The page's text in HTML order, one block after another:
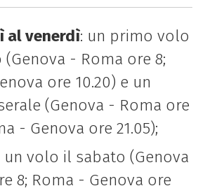
al venerdì: un primo volo
- Roma ore 8;
ore 10.20) e un
(Genova - Roma ore
- Genova ore 21.05);
un volo il sabato (Genova
8; Roma - Genova ore